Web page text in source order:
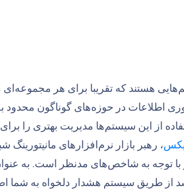
هستند که تقریبا برای هر مجموعه‌ای
از این سیستم‌ها مدیریت بهتری را
، رهبر بازار نرم‌افزارهای
توجه به شاخص‌های مدنظر است. به عنوان
از طریق سیستم هشدار دلخواه به شما